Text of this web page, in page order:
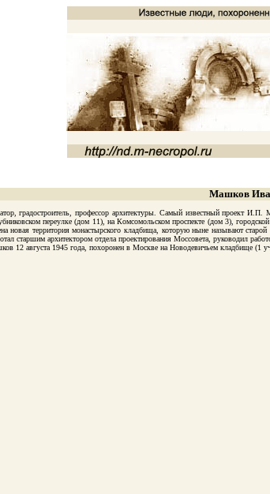
Машков
градостроитель, профессор архитектуры. Самый известный проект
переулке (дом 11), на Комсомольском проспекте (дом 3),
новая территория монастырского кладбища, которую ныне называют
старшим архитектором отдела проектирования Моссовета, руководил
августа 1945 года, похоронен в Москве на Новодевичьем кладбище (1